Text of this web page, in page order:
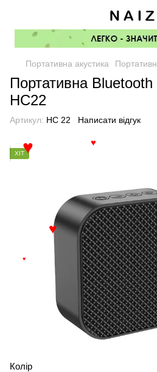
Портативна акустика
Портативна
HC22
Артикул: HC 22 Написати відгук
ХІТ
Колір
♥
♥
♥